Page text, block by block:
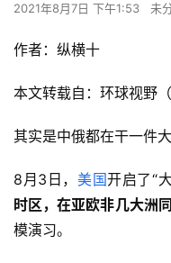
2021年8月7日 下午1:53 未
作者：纵横十
本文转载自：环球视野
其实是中俄都在干一件
8月3日， 美国开启了“
时区，在亚欧非几大洲
模演习。